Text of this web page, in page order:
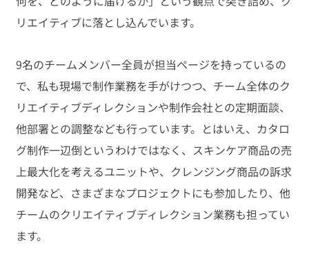
リエイティブに落とし込んでいます。
9名のチームメンバー全員が担当ページを持っているの
で、私も現場で制作業務を手がけつつ、チーム全体のク
リエイティブディレクションや制作会社との定期面談、
他部署との調整なども行っています。とはいえ、カタロ
グ制作一辺倒というわけではなく、スキンケア商品の売
上最大化を考えるユニットや、クレンジング商品の訴求
開発など、さまざまなプロジェクトにも参加したり、他
チームのクリエイティブディレクション業務も担ってい
ます。